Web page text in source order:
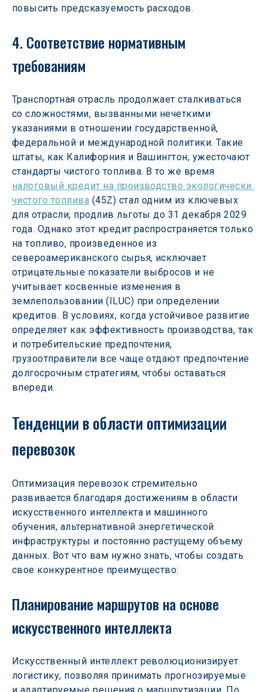
повысить предсказуемость расходов.
4. Соответствие нормативным
требованиям
Транспортная отрасль продолжает сталкиваться
со сложностями, вызванными нечеткими
указаниями в отношении государственной,
федеральной и международной политики. Такие
штаты, как Калифорния и Вашингтон, ужесточают
стандарты чистого топлива. В то же время
налоговый кредит на производство экологически
чистого топлива (45Z) стал одним из ключевых
для отрасли, продлив льготы до 31 декабря 2029
года. Однако этот кредит распространяется только
на топливо, произведенное из
североамериканского сырья, исключает
отрицательные показатели выбросов и не
учитывает косвенные изменения в
землепользовании (ILUC) при определении
кредитов. В условиях, когда устойчивое развитие
определяет как эффективность производства, так
и потребительские предпочтения,
грузоотправители все чаще отдают предпочтение
долгосрочным стратегиям, чтобы оставаться
впереди.
Тенденции в области оптимизации
перевозок
Оптимизация перевозок стремительно
развивается благодаря достижениям в области
искусственного интеллекта и машинного
обучения, альтернативной энергетической
инфраструктуры и постоянно растущему объему
данных. Вот что вам нужно знать, чтобы создать
свое конкурентное преимущество:
Планирование маршрутов на основе
искусственного интеллекта
Искусственный интеллект революционизирует
логистику, позволяя принимать прогнозируемые